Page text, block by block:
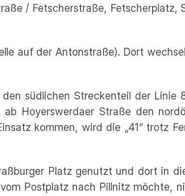
/ Fetscherstraße, Fetscherplatz,
auf der Antonstraße). Dort
südlichen Streckenteil der Linie
Hoyerswerdaer Straße den
kommen, wird die „41“ trotz
Platz genutzt und dort in
Postplatz nach Pillnitz möchte,